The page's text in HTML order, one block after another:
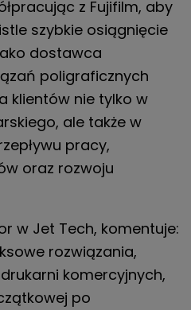
z Fujifilm, aby
szybkie osiągnięcie
dostawca
poligraficznych
klientów nie tylko w
ale także w
pracy,
oraz rozwoju
w Jet Tech, komentuje:
rozwiązania,
komercyjnych,
po